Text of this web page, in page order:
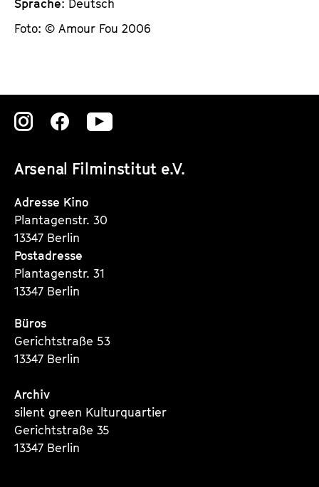
Sprache: Deutsch
Foto: © Amour Fou 2006
Arsenal Filminstitut e.V.
Zu
Instagram
Seite
Zu
Instagram
Seite
Zu
Instagram
Adresse Kino
Plantagenstr. 30
13347 Berlin
Postadresse
Plantagenstr. 31
13347 Berlin
Büros
Gerichtstraße 53
13347 Berlin
Archiv
silent green Kulturquartier
Gerichtstraße 35
13347 Berlin